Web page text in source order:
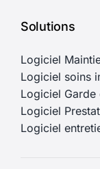
Solutions
Logiciel
Logiciel soins
Logiciel Garde
Logiciel
Logiciel